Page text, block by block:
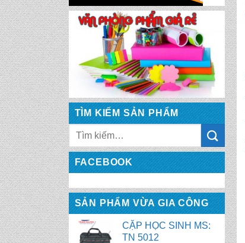
TÌM KIẾM SẢN PHẨM
FACEBOOK
SẢN PHẨM VỪA GIA CÔNG
CẶP HỌC SINH MS:
TN 5015
CẶP HỌC SINH MS:
TN 5014
CẶP HỌC SINH MS:
TN 5013
TN 5012
CẶP HỌC SINH MS:
TN 5011